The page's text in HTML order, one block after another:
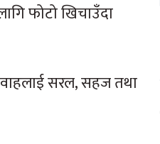
फोटो खिचाउँदा
सरल, सहज तथा